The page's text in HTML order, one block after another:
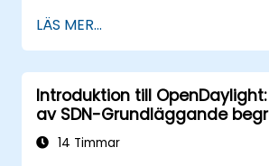
nätverksanpassning.
Distribuera, testa och
applikationer i en
Integrera OpenDaylight
system och
LÄS MER...
Introduktion till
av SDN-Grundläggande
14 Timmar